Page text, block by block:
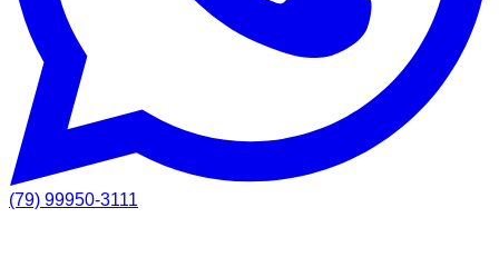
(79) 99950-3111